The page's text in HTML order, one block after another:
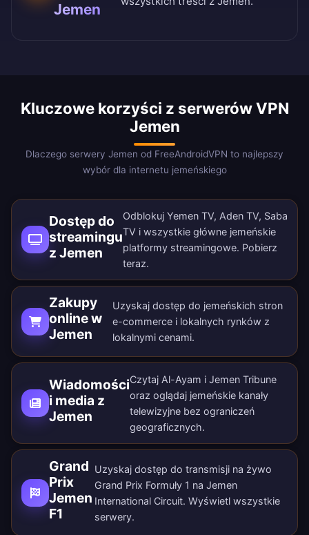
Jemen
Kluczowe korzyści z serwerów VPN
Jemen
Dlaczego serwery Jemen od FreeAndroidVPN to najlepszy
wybór dla internetu jemeńskiego
Dostęp do
streamingu
z Jemen
Odblokuj Yemen TV, Aden TV, Saba
TV i wszystkie główne jemeńskie
platformy streamingowe. Pobierz
teraz.
Zakupy
online w
Jemen
Uzyskaj dostęp do jemeńskich stron
e-commerce i lokalnych rynków z
lokalnymi cenami.
Wiadomości
i media z
Jemen
Czytaj Al-Ayam i Jemen Tribune
oraz oglądaj jemeńskie kanały
telewizyjne bez ograniczeń
geograficznych.
Grand
Prix
Jemen
F1
Uzyskaj dostęp do transmisji na żywo
Grand Prix Formuły 1 na Jemen
International Circuit. Wyświetl wszystkie
serwery.